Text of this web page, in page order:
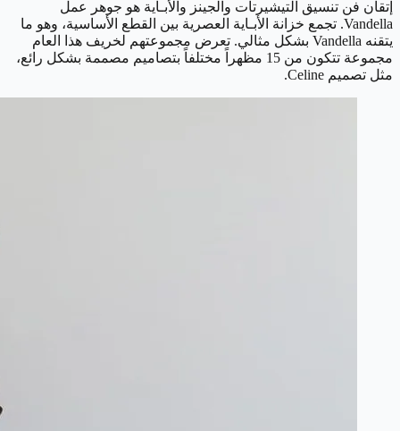
إتقان فن تنسيق التيشيرتات والجينز والأبـاية هو جوهر عمل
Vandella. تجمع خزانة الأبـاية العصرية بين القطع الأساسية، وهو ما
يتقنه Vandella بشكل مثالي. تعرض مجموعتهم لخريف هذا العام
مجموعة تتكون من 15 مظهراً مختلفاً بتصاميم مصممة بشكل رائع،
مثل تصميم Celine.